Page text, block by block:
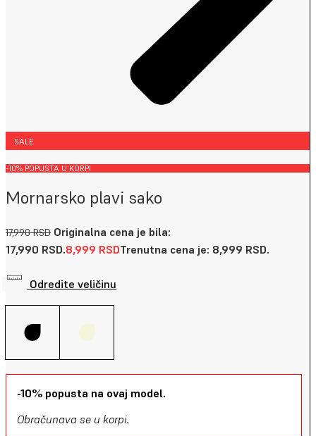
SALE
-10% POPUSTA U KORPI
Mornarsko plavi sako
17,990RSD Originalna cena je bila:
17,990 RSD.8,999 RSDTrenutna cena je: 8,999 RSD.
Odredite veličinu
-10% popusta na ovaj model.
Obračunava se u korpi.